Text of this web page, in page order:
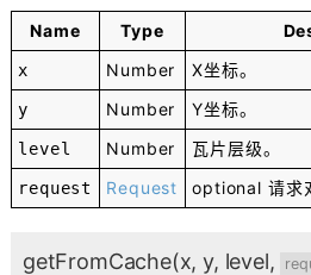
Name Type
x Number X坐标。
y Number Y坐标。
level Number 瓦片层级。
request Request optional 请求
getFromCache(x, y, level,